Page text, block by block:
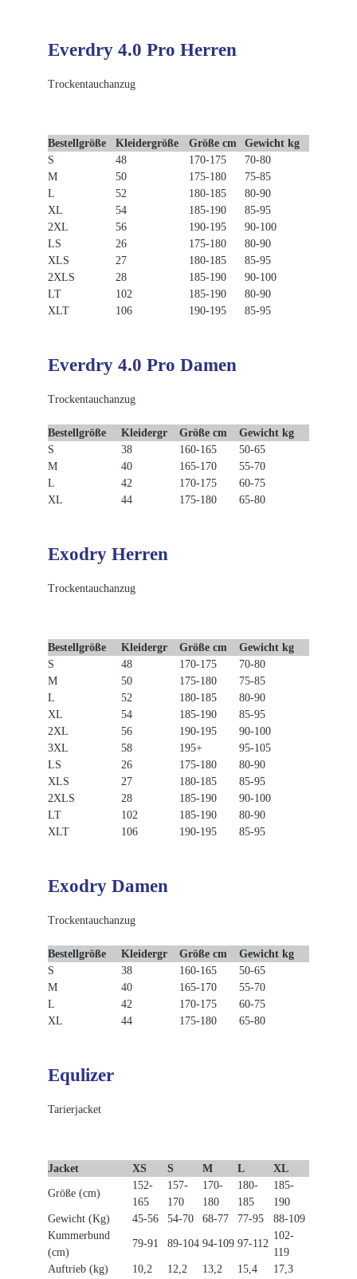
Everdry 4.0 Pro Herren
Trockentauchanzug
Bestellgröße Kleidergröße Größe cm
Gewicht kg
S
48 170-175
70-80
M
50 175-180
75-85
L
52 180-185
80-90
XL
54 185-190
85-95
2XL
56 190-195
90-100
LS
26 175-180
80-90
XLS
27 180-185
85-95
2XLS
28 185-190
90-100
LT
102 185-190
80-90
XLT
106 190-195 85-95
Everdry 4.0 Pro Damen
Trockentauchanzug
Bestellgröße Kleidergr Größe cm
Gewicht kg
S
38 160-165
50-65
M
40 165-170
55-70
L
42 170-175
60-75
XL
44 175-180 65-80
Exodry Herren
Trockentauchanzug
Bestellgröße Kleidergr Größe cm
Gewicht kg
S
48 170-175
70-80
M
50 175-180
75-85
L
52 180-185
80-90
XL
54 185-190
85-95
2XL
56 190-195
90-100
3XL
58 195+
95-105
LS
26 175-180
80-90
XLS
27 180-185
85-95
2XLS
28 185-190
90-100
LT
102 185-190
80-90
XLT
106 190-195 85-95
Exodry Damen
Trockentauchanzug
Bestellgröße Kleidergr Größe cm
Gewicht kg
S
38 160-165
50-65
M
40 165-170
55-70
L
42 170-175
60-75
XL
44 175-180 65-80
Equlizer
Tarierjacket
Jacket XS S M L XL
Größe (cm)
152-
165
157-
170
170-
180
180-
185
185-
190
Gewicht (Kg)
45-56 54-70 68-77 77-95
88-109
Kummerbund
(cm)
79-91 89-104 94-109 97-112
102-
119
Auftrieb (kg)
10,2 12,2 13,2 15,4
17,3